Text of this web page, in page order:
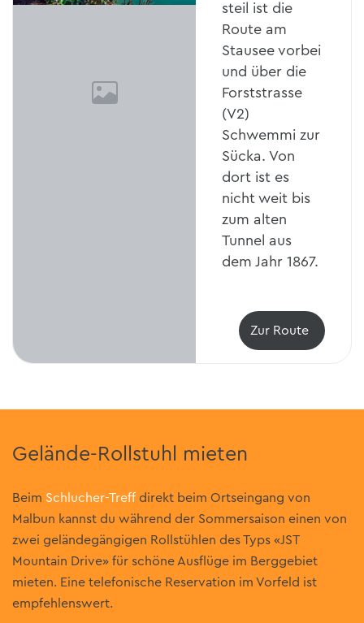
steil ist die
Route am
Stausee vorbei
und über die
Forststrasse
(V2)
Schwemmi zur
Sücka. Von
dort ist es
nicht weit bis
zum alten
Tunnel aus
dem Jahr 1867.
Zur Route
Gelände-Rollstuhl mieten
Beim Schlucher-Treff direkt beim Ortseingang von
Malbun kannst du während der Sommersaison einen von
zwei geländegängigen Rollstühlen des Typs «JST
Mountain Drive» für schöne Ausflüge im Berggebiet
mieten. Eine telefonische Reservation im Vorfeld ist
empfehlenswert.